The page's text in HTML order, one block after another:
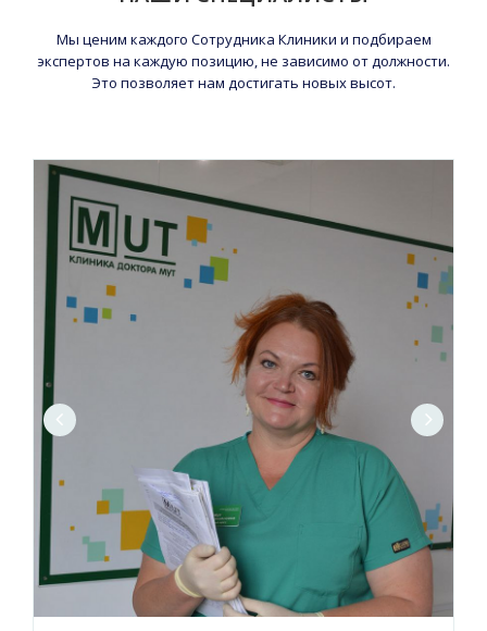
Мы ценим каждого Сотрудника Клиники и подбираем
экспертов на каждую позицию, не зависимо от должности.
Это позволяет нам достигать новых высот.